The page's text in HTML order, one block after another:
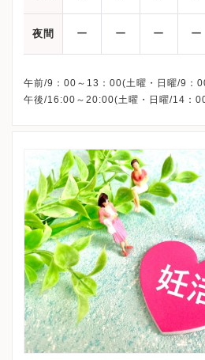
夜間 ー ー ー ー
午前/9：00～13：00(土曜・日曜/9：
午後/16:00～20:00(土曜・日曜/14：